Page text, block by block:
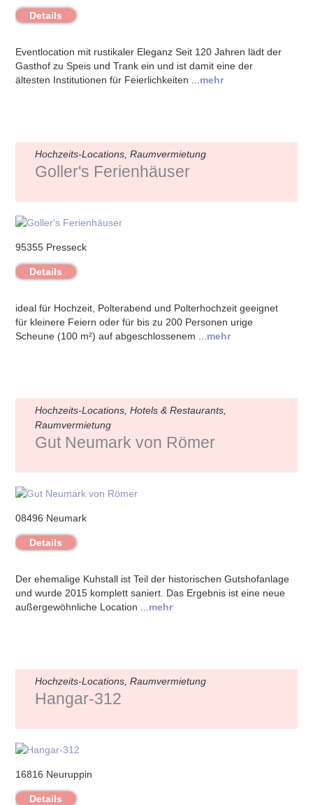
Details
Eventlocation mit rustikaler Eleganz Seit 120 Jahren lädt der
Gasthof zu Speis und Trank ein und ist damit eine der
ältesten Institutionen für Feierlichkeiten ... mehr
Hochzeits-Locations, Raumvermietung
Goller's Ferienhäuser
95355 Presseck
Details
ideal für Hochzeit, Polterabend und Polterhochzeit geeignet
für kleinere Feiern oder für bis zu 200 Personen urige
Scheune (100 m²) auf abgeschlossenem ... mehr
Hochzeits-Locations, Hotels & Restaurants,
Raumvermietung
Gut Neumark von Römer
08496 Neumark
Details
Der ehemalige Kuhstall ist Teil der historischen Gutshofanlage
und wurde 2015 komplett saniert. Das Ergebnis ist eine neue
außergewöhnliche Location ... mehr
Hochzeits-Locations, Raumvermietung
Hangar-312
16816 Neuruppin
Details